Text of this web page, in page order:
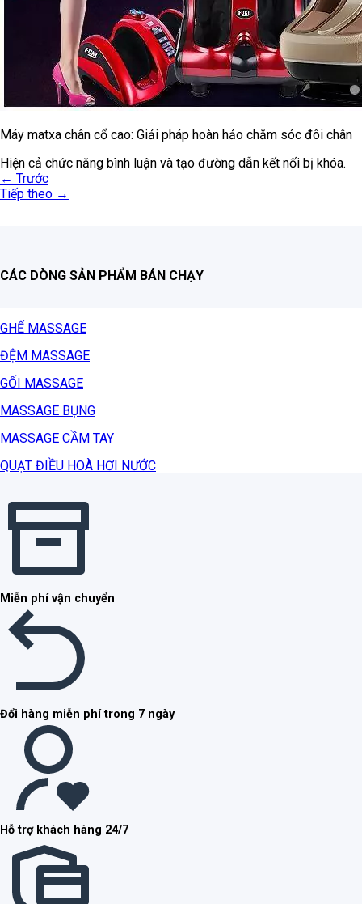
Máy matxa chân cổ cao: Giải pháp hoàn hảo chăm sóc đôi chân
Hiện cả chức năng bình luận và tạo đường dẫn kết nối bị khóa.
← Trước
Tiếp theo →
CÁC DÒNG SẢN PHẨM BÁN CHẠY
GHẾ MASSAGE
ĐỆM MASSAGE
GỐI MASSAGE
MASSAGE BỤNG
MASSAGE CẦM TAY
QUẠT ĐIỀU HOÀ HƠI NƯỚC
Miễn phí vận chuyển
Đổi hàng miễn phí trong 7 ngày
Hỗ trợ khách hàng 24/7